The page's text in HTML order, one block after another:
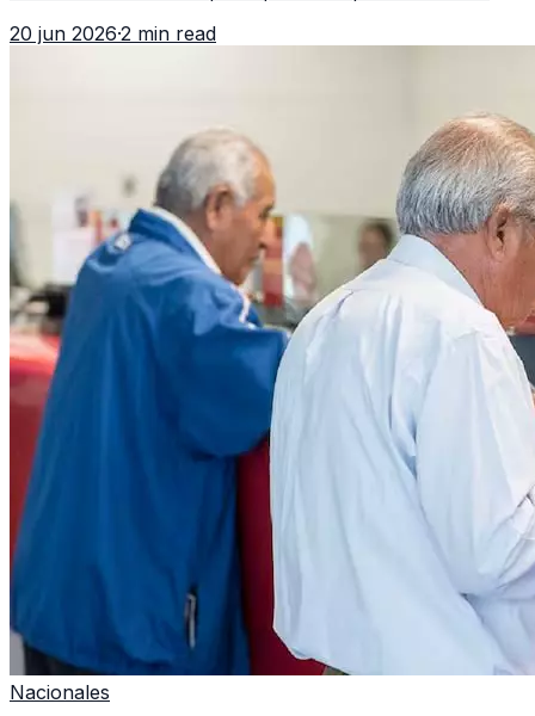
fallido con la administración anterior del Ministerio
20 jun 2026·2 min read
Nacionales